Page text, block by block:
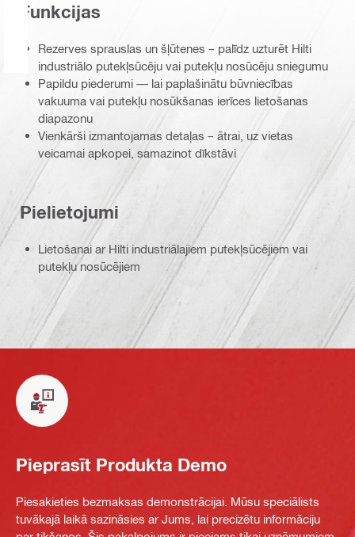
Funkcijas
Rezerves sprauslas un šļūtenes – palīdz uzturēt Hilti
industriālo putekļsūcēju vai putekļu nosūcēju sniegumu
Papildu piederumi — lai paplašinātu būvniecības
vakuuma vai putekļu nosūkšanas ierīces lietošanas
diapazonu
Vienkārši izmantojamas detaļas – ātrai, uz vietas
veicamai apkopei, samazinot dīkstāvi
Pielietojumi
Lietošanai ar Hilti industriālajiem putekļsūcējiem vai
putekļu nosūcējiem
Pieprasīt Produkta Demo
Piesakieties bezmaksas demonstrācijai. Mūsu speciālists
tuvākajā laikā sazināsies ar Jums, lai precizētu informāciju